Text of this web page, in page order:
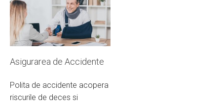
Asigurarea de Accidente
Polita de accidente acopera
riscurile de deces si